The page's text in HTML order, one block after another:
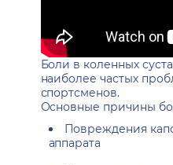
Боли в коленных
наиболее частых
спортсменов.
Основные причины
Повреждения
аппарата